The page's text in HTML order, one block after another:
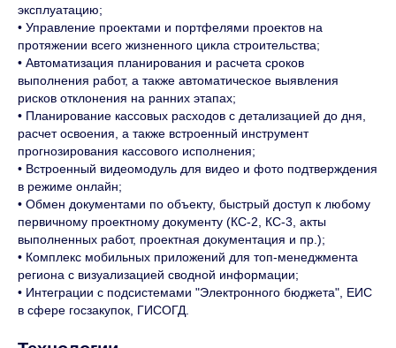
эксплуатацию;
• Управление проектами и портфелями проектов на
протяжении всего жизненного цикла строительства;
• Автоматизация планирования и расчета сроков
выполнения работ, а также автоматическое выявления
рисков отклонения на ранних этапах;
• Планирование кассовых расходов с детализацией до дня,
расчет освоения, а также встроенный инструмент
прогнозирования кассового исполнения;
• Встроенный видеомодуль для видео и фото подтверждения
в режиме онлайн;
• Обмен документами по объекту, быстрый доступ к любому
первичному проектному документу (КС-2, КС-3, акты
выполненных работ, проектная документация и пр.);
• Комплекс мобильных приложений для топ-менеджмента
региона с визуализацией сводной информации;
• Интеграции с подсистемами "Электронного бюджета", ЕИС
в сфере госзакупок, ГИСОГД.